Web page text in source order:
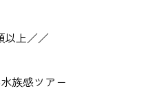
以上／／
族感ツアー